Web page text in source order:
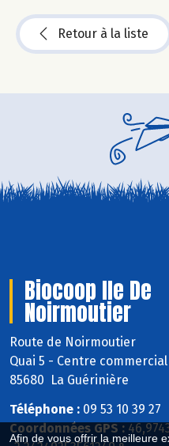
Afin de vous offrir la meilleure
Retour à la liste
Biocoop Ile De
Noirmoutier
Route de Noirmoutier
Quai 5 - Centre
85680 La Guérinière
Téléphone : 09 53 10 39 27
Coordonnées GPS :